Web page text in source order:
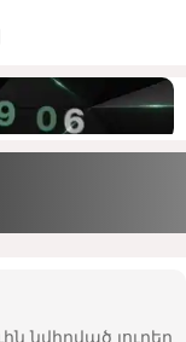
նվիրված լուրեր